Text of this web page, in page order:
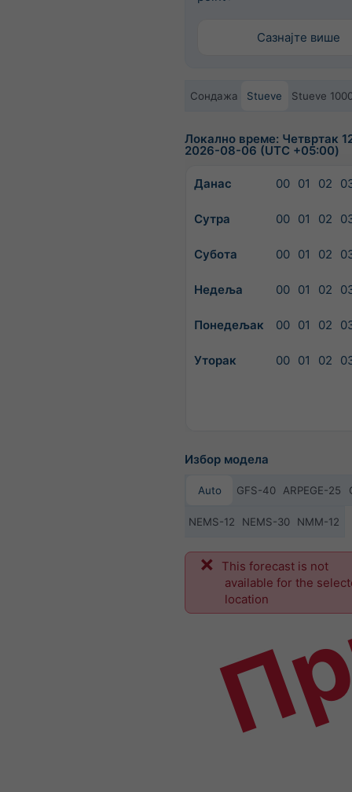
Сазнајте више
Сондажа Stueve Stueve
Локално време: Четвртак
2026-08-06 (UTC +05:00)
Данас 00 01 02
Сутра 00 01 02
Субота 00 01 02
Недеља 00 01 02
Понедељак 00 01 02
Уторак 00 01 02
Избор модела
Auto GFS-40 ARPEGE-25
NEMS-12 NEMS-30 NMM-12
This forecast is not
available for the
location